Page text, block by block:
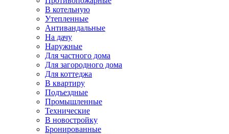
В котельную
Утепленные
Антивандальные
На дачу
Наружные
Для частного дома
Для загородного дома
Для коттеджа
В квартиру
Подъездные
Промышленные
Технические
В новостройку
Бронированные